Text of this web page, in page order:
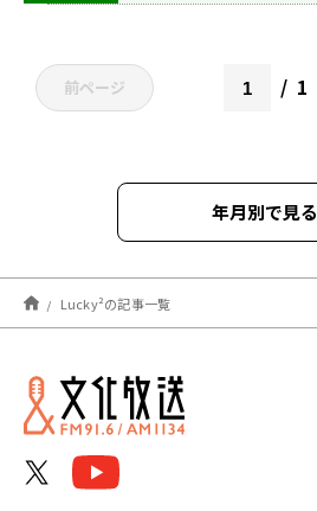
前ページ 1
年月別で見る
2025年07月
2025年04月
2024年09月
Lucky²の記事一覧